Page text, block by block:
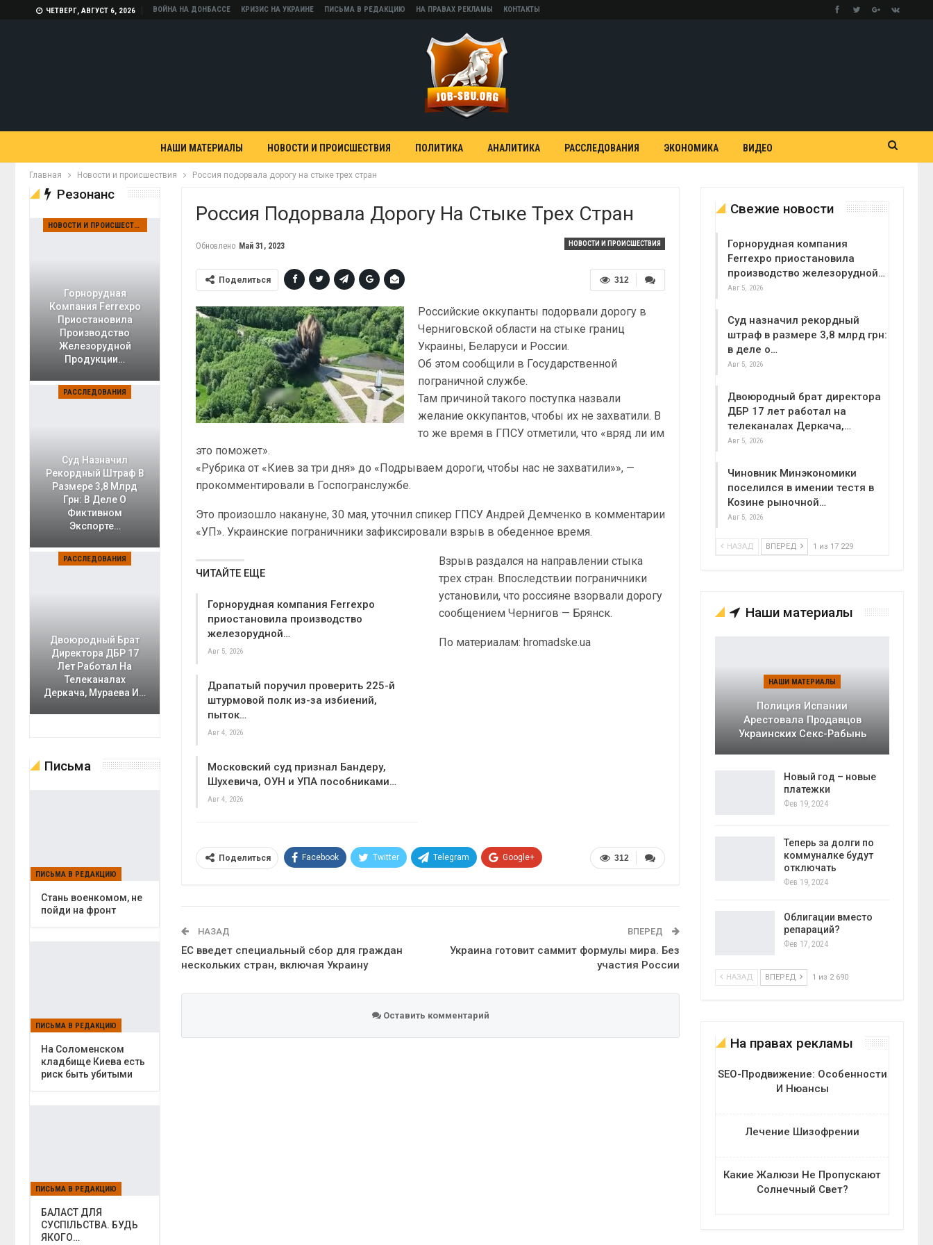
ЧЕТВЕРГ, АВГУСТ 6, 2026 ВОЙНА НА ДОНБАССЕ КРИЗИС НА УКРАИНЕ ПИСЬМА В РЕДАКЦИЮ НА ПРАВАХ РЕКЛАМЫ КОНТАКТЫ
НАШИ МАТЕРИАЛЫ НОВОСТИ И ПРОИСШЕСТВИЯ ПОЛИТИКА АНАЛИТИКА РАССЛЕДОВАНИЯ ЭКОНОМИКА ВИДЕО
Главная Новости и происшествия Россия подорвала дорогу на стыке трех стран
Россия Подорвала Дорогу На Стыке Трех Стран
НОВОСТИ И ПРОИСШЕСТВИЯ
Обновлено Май 31, 2023
312
Поделиться
Российские оккупанты подорвали дорогу в
Черниговской области на стыке границ
Украины, Беларуси и России.
Об этом сообщили в Государственной
пограничной службе.
Там причиной такого поступка назвали
желание оккупантов, чтобы их не захватили. В
то же время в ГПСУ отметили, что «вряд ли им
это поможет».
«Рубрика от «Киев за три дня» до «Подрываем дороги, чтобы нас не захватили»», —
прокомментировали в Госпогранслужбе.
Это произошло накануне, 30 мая, уточнил спикер ГПСУ Андрей Демченко в комментарии
«УП». Украинские пограничники зафиксировали взрыв в обеденное время.
ЧИТАЙТЕ ЕЩЕ
Горнорудная компания Ferrexpo
приостановила производство
железорудной…
Авг 5, 2026
Драпатый поручил проверить 225-й
штурмовой полк из-за избиений,
пыток…
Авг 4, 2026
Московский суд признал Бандеру,
Шухевича, ОУН и УПА пособниками…
Авг 4, 2026
Взрыв раздался на направлении стыка
трех стран. Впоследствии пограничники
установили, что россияне взорвали дорогу
сообщением Чернигов — Брянск.
По материалам: hromadske.ua
312
Поделиться Facebook Twitter Telegram Google+
НАЗАД
ЕС введет специальный сбор для граждан
нескольких стран, включая Украину
ВПЕРЕД
Украина готовит саммит формулы мира. Без
участия России
Оставить комментарий
Свежие новости
Горнорудная компания
Ferrexpo приостановила
производство железорудной…
Авг 5, 2026
Суд назначил рекордный
штраф в размере 3,8 млрд грн:
в деле о…
Авг 5, 2026
Двоюродный брат директора
ДБР 17 лет работал на
телеканалах Деркача,…
Авг 5, 2026
Чиновник Минэкономики
поселился в имении тестя в
Козине рыночной…
Авг 5, 2026
НАЗАД ВПЕРЕД 1 из 17 229
Наши материалы
НАШИ МАТЕРИАЛЫ
Полиция Испании
Арестовала Продавцов
Украинских Секс-Рабынь
Новый год – новые
платежки
Фев 19, 2024
Теперь за долги по
коммуналке будут
отключать
Фев 19, 2024
Облигации вместо
репараций?
Фев 17, 2024
НАЗАД ВПЕРЕД 1 из 2 690
На правах рекламы
SEO-Продвижение: Особенности
И Нюансы
Лечение Шизофрении
Какие Жалюзи Не Пропускают
Солнечный Свет?
Резонанс
НОВОСТИ И ПРОИСШЕСТВИЯ
Горнорудная
Компания Ferrexpo
Приостановила
Производство
Железорудной
Продукции…
РАССЛЕДОВАНИЯ
Суд Назначил
Рекордный Штраф В
Размере 3,8 Млрд
Грн: В Деле О
Фиктивном
Экспорте…
РАССЛЕДОВАНИЯ
Двоюродный Брат
Директора ДБР 17
Лет Работал На
Телеканалах
Деркача, Мураева И…
Письма
ПИСЬМА В РЕДАКЦИЮ
Cтань военкомом, не
пойди на фронт
ПИСЬМА В РЕДАКЦИЮ
На Соломенском
кладбище Киева есть
риск быть убитыми
ПИСЬМА В РЕДАКЦИЮ
БАЛАСТ ДЛЯ
СУСПІЛЬСТВА. БУДЬ
ЯКОГО…